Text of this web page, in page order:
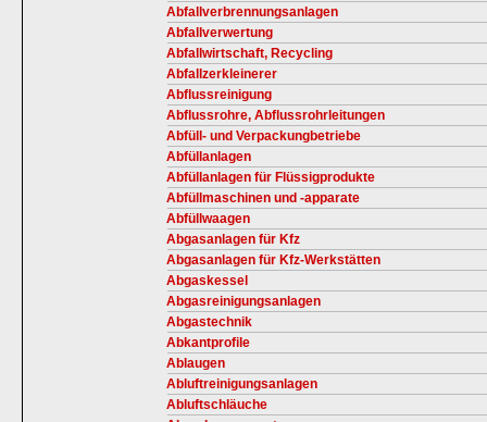
Abfallverbrennungsanlagen
Abfallverwertung
Abfallwirtschaft, Recycling
Abfallzerkleinerer
Abflussreinigung
Abflussrohre, Abflussrohrleitungen
Abfüll- und Verpackungbetriebe
Abfüllanlagen
Abfüllanlagen für Flüssigprodukte
Abfüllmaschinen und -apparate
Abfüllwaagen
Abgasanlagen für Kfz
Abgasanlagen für Kfz-Werkstätten
Abgaskessel
Abgasreinigungsanlagen
Abgastechnik
Abkantprofile
Ablaugen
Abluftreinigungsanlagen
Abluftschläuche